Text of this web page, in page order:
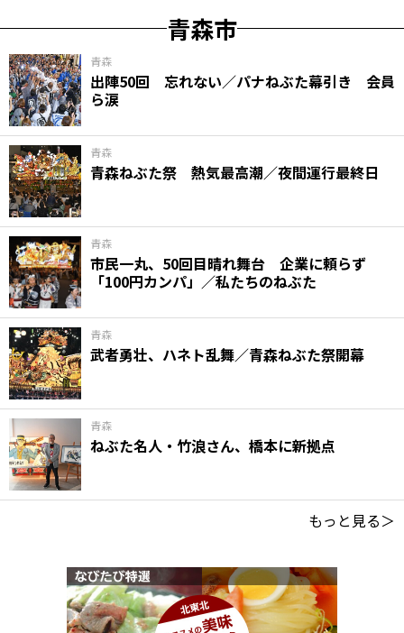
青森市
青森
出陣50回 忘れない／パナねぶた幕引き 会員
ら涙
青森
青森ねぶた祭 熱気最高潮／夜間運行最終日
青森
市民一丸、50回目晴れ舞台 企業に頼らず
「100円カンパ」／私たちのねぶた
青森
武者勇壮、ハネト乱舞／青森ねぶた祭開幕
青森
ねぶた名人・竹浪さん、橋本に新拠点
もっと見る＞